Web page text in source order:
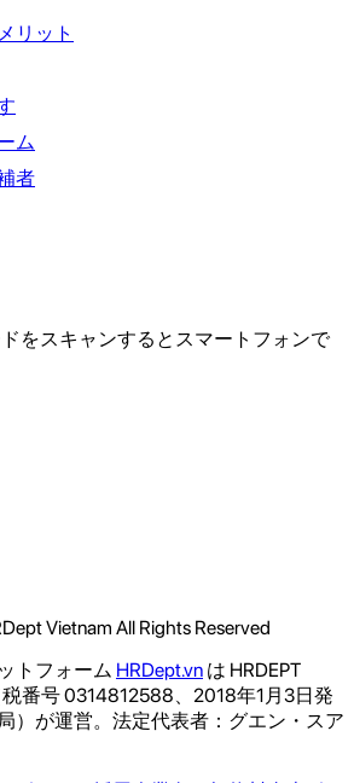
リット
ム
者
をスキャンするとスマートフォンで
Vietnam All Rights Reserved
トフォーム HRDept.vn は HRDEPT
番号 0314812588、2018年1月3日発
）が運営。法定代表者：グエン・スア